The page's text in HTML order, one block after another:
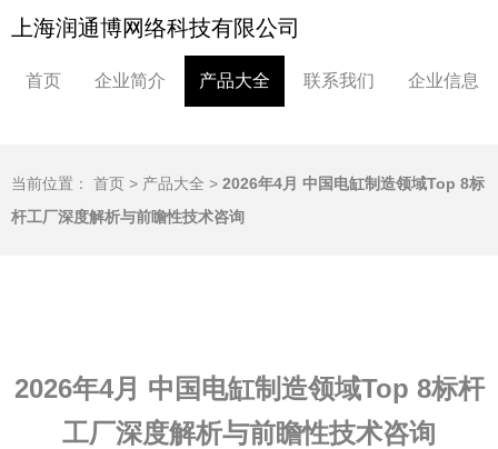
上海润通博网络科技有限公司
首页 企业简介 产品大全 联系我们 企业信息
当前位置： 首页 > 产品大全 > 2026年4月 中国电缸制造领域Top 8标
杆工厂深度解析与前瞻性技术咨询
2026年4月 中国电缸制造领域Top 8标杆
工厂深度解析与前瞻性技术咨询